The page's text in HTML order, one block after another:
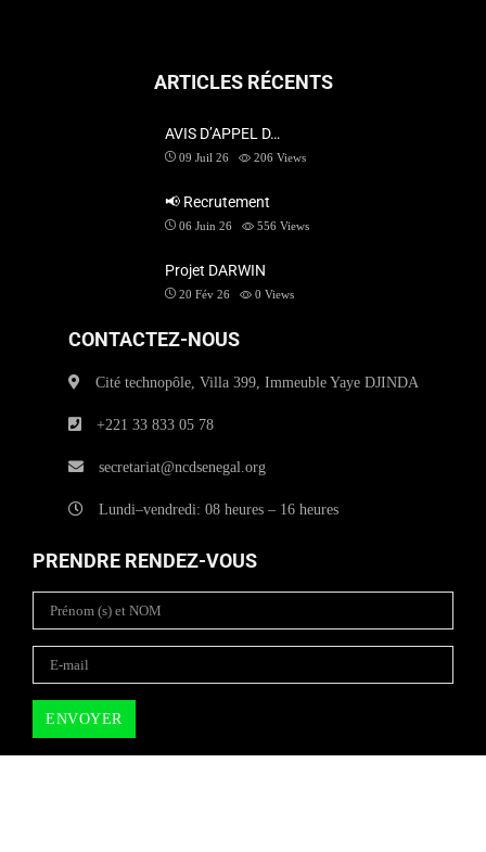
ARTICLES RÉCENTS
AVIS D’APPEL D…
09 Juil 26 206 Views
📢 Recrutement
06 Juin 26 556 Views
Projet DARWIN
20 Fév 26 0 Views
CONTACTEZ-NOUS
Cité technopôle, Villa 399, Immeuble Yaye DJINDA
+221 33 833 05 78
secretariat@ncdsenegal.org
Lundi–vendredi: 08 heures – 16 heures
PRENDRE RENDEZ-VOUS